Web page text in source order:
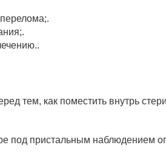
тем, как поместить внутрь
под пристальным наблюдением